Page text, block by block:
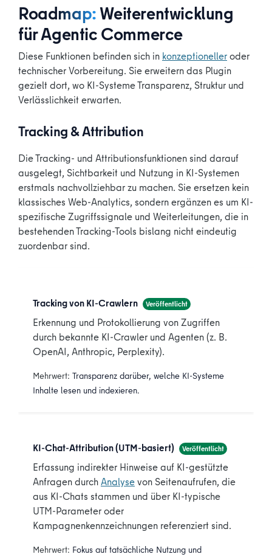
Roadmap:Weiterentwicklung
für Agentic Commerce
Diese Funktionen befinden sich in konzeptionelleroder
technischer Vorbereitung. Sie erweitern das Plugin
gezielt dort, wo KI-Systeme Transparenz, Struktur und
Verlässlichkeit erwarten.
Tracking & Attribution
Die Tracking- und Attributionsfunktionen sind darauf
ausgelegt, Sichtbarkeit und Nutzung in KI-Systemen
erstmals nachvollziehbar zu machen. Sie ersetzen kein
klassisches Web-Analytics, sondern ergänzen es um KI-
spezifische Zugriffssignale und Weiterleitungen, die in
bestehenden Tracking-Tools bislang nicht eindeutig
zuordenbar sind.
Tracking von KI-Crawlern Veröffentlicht
Erkennung und Protokollierung von Zugriffen
durch bekannte KI-Crawler und Agenten (z. B.
OpenAI, Anthropic, Perplexity).
Mehrwert: Transparenz darüber, welche KI-Systeme
Inhalte lesen und indexieren.
KI-Chat-Attribution (UTM-basiert) Veröffentlicht
Erfassung indirekter Hinweise auf KI-gestützte
Anfragen durchAnalysevon Seitenaufrufen, die
aus KI-Chats stammen und über KI-typische
UTM-Parameter oder
Kampagnenkennzeichnungen referenziert sind.
Mehrwert: Fokus auf tatsächliche Nutzung und